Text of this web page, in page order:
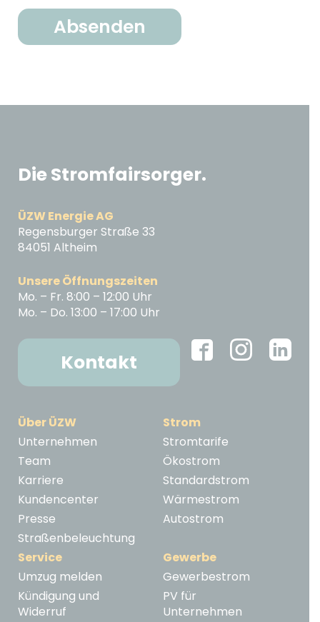
Absenden
Die Stromfairsorger.
ÜZW Energie AG
Regensburger Straße 33
84051 Altheim
Unsere Öffnungszeiten
Mo. – Fr. 8:00 – 12:00 Uhr
Mo. – Do. 13:00 – 17:00 Uhr
Kontakt
Über ÜZW
Unternehmen
Team
Karriere
Kundencenter
Presse
Straßenbeleuchtung
Strom
Stromtarife
Ökostrom
Standardstrom
Wärmestrom
Autostrom
Service
Umzug melden
Kündigung und
Widerruf
Gewerbe
Gewerbestrom
PV für
Unternehmen